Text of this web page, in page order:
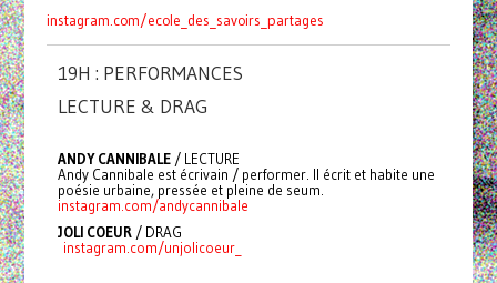
instagram.com/ecole_des_savoirs_partages
19H : PERFORMANCES
LECTURE & DRAG
ANDY CANNIBALE/ LECTURE
Andy Cannibale est écrivain / performer. Il écrit et habite une
poésie urbaine, pressée et pleine de seum.
instagram.com/andycannibale
JOLI COEUR/ DRAG
instagram.com/unjolicoeur_